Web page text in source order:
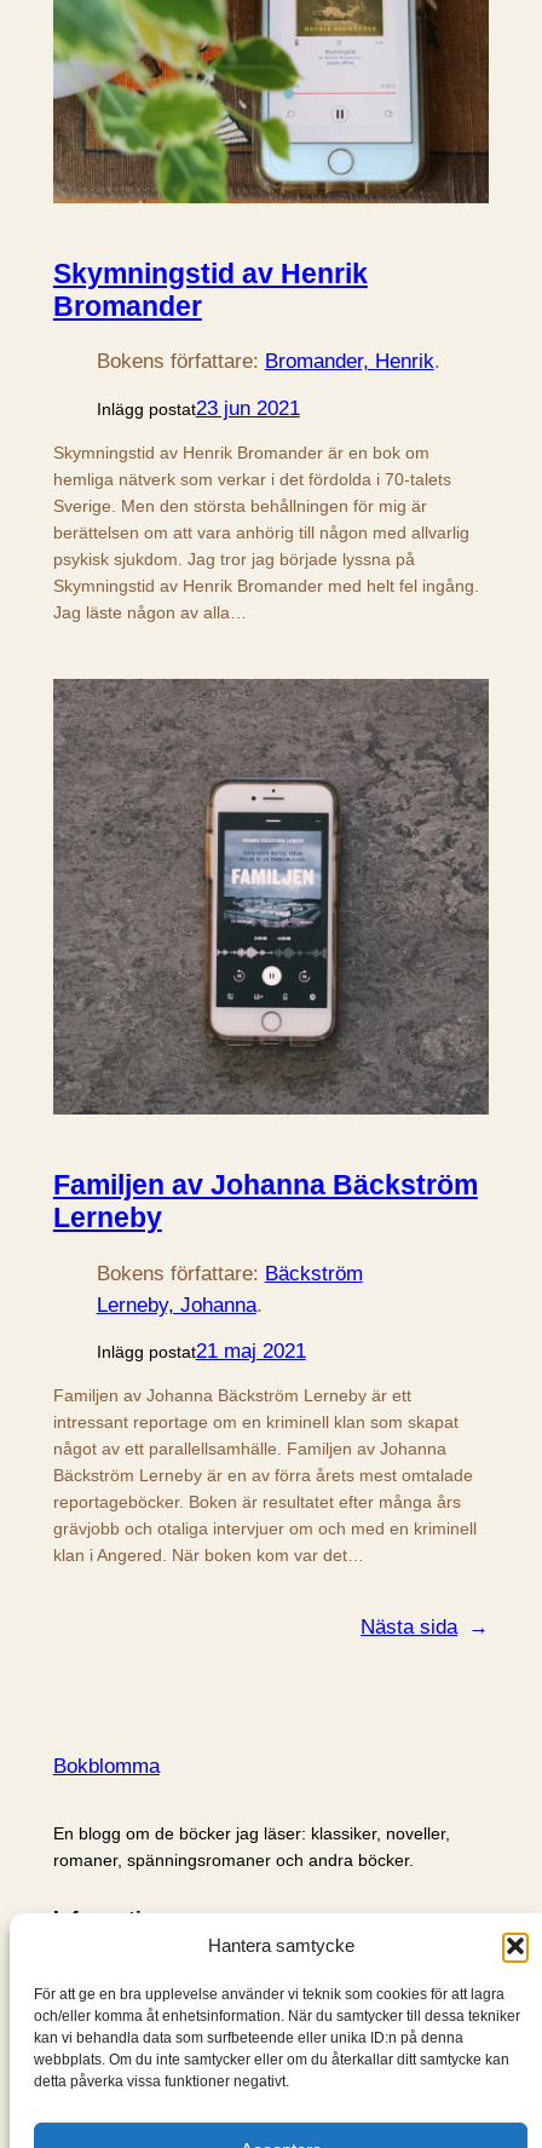
Hantera samtycke
För att ge en bra upplevelse använder vi teknik som cookies för att lagra
och/eller komma åt enhetsinformation. När du samtycker till dessa tekniker
kan vi behandla data som surfbeteende eller unika ID:n på denna
webbplats. Om du inte samtycker eller om du återkallar ditt samtycke kan
detta påverka vissa funktioner negativt.
Skymningstid av Henrik
Bromander
Bokens författare: Bromander, Henrik.
Inlägg postat23 jun 2021
Skymningstid av Henrik Bromander är en bok om
hemliga nätverk som verkar i det fördolda i 70-talets
Sverige. Men den största behållningen för mig är
berättelsen om att vara anhörig till någon med allvarlig
psykisk sjukdom. Jag tror jag började lyssna på
Skymningstid av Henrik Bromander med helt fel ingång.
Jag läste någon av alla…
Familjen av Johanna Bäckström
Lerneby
Bokens författare: Bäckström
Lerneby, Johanna.
Inlägg postat21 maj 2021
Familjen av Johanna Bäckström Lerneby är ett
intressant reportage om en kriminell klan som skapat
något av ett parallellsamhälle. Familjen av Johanna
Bäckström Lerneby är en av förra årets mest omtalade
reportageböcker. Boken är resultatet efter många års
grävjobb och otaliga intervjuer om och med en kriminell
klan i Angered. När boken kom var det…
Nästa sida →
Bokblomma
En blogg om de böcker jag läser: klassiker, noveller,
romaner, spänningsromaner och andra böcker.
Information
Om mig & om bloggen
S
ö
k